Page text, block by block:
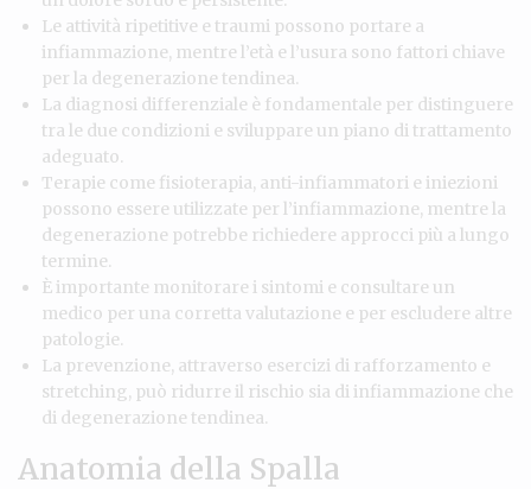
Le attività ripetitive e traumi possono portare a
infiammazione, mentre l’età e l’usura sono fattori chiave
per la degenerazione tendinea.
La diagnosi differenziale è fondamentale per distinguere
tra le due condizioni e sviluppare un piano di trattamento
adeguato.
Terapie come fisioterapia, anti-infiammatori e iniezioni
possono essere utilizzate per l’infiammazione, mentre la
degenerazione potrebbe richiedere approcci più a lungo
termine.
È importante monitorare i sintomi e consultare un
medico per una corretta valutazione e per escludere altre
patologie.
La prevenzione, attraverso esercizi di rafforzamento e
stretching, può ridurre il rischio sia di infiammazione che
di degenerazione tendinea.
Anatomia della Spalla